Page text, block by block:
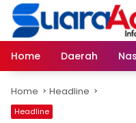
Skip
content
Home
Daerah
Home Headline
Headline